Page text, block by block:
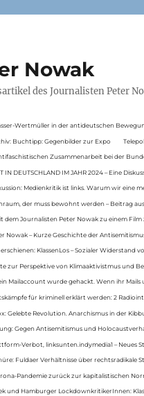
Nowak
des Journalisten Peter
Wertmüller in der antideutschen
Buchtipp: Gegenbilder zur Expo
Zusammenarbeit bei der
IN DEUTSCHLAND IM JAHR 2024 – Eine
Medienkritik ist links. Warum wir eine
der muss bewohnt werden – Beitrag
dem Journalisten Peter Nowak zu einem
Nowak – Kurze Geschichte der
KlassenLos – Sozialer Widerstand
zur Perspektive von Klimaaktivistmus und
Mailaccount wurde gehackt. Wenn ihr
für kriminell erklärt werden: 2
Gelebte Revolution. Anarchismus in der
Gegen Antisemitismus und
Verbot, linksunten.indymedia1 – Neues
Fuldaer Verhältnisse über rechtsradikale
Pandemie zurück zur kapitalistischen
und Hamburger LockdownkritikerInnen: